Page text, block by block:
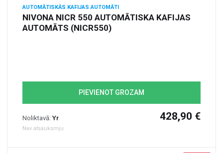
AUTOMĀTISKĀS KAFIJAS AUTOMĀTI
NIVONA NICR 550 AUTOMĀTISKA KAFIJAS
AUTOMĀTS (NICR550)
PIEVIENOT GROZAM
Noliktavā: Yr
Nav atsauksmju
428,90 €